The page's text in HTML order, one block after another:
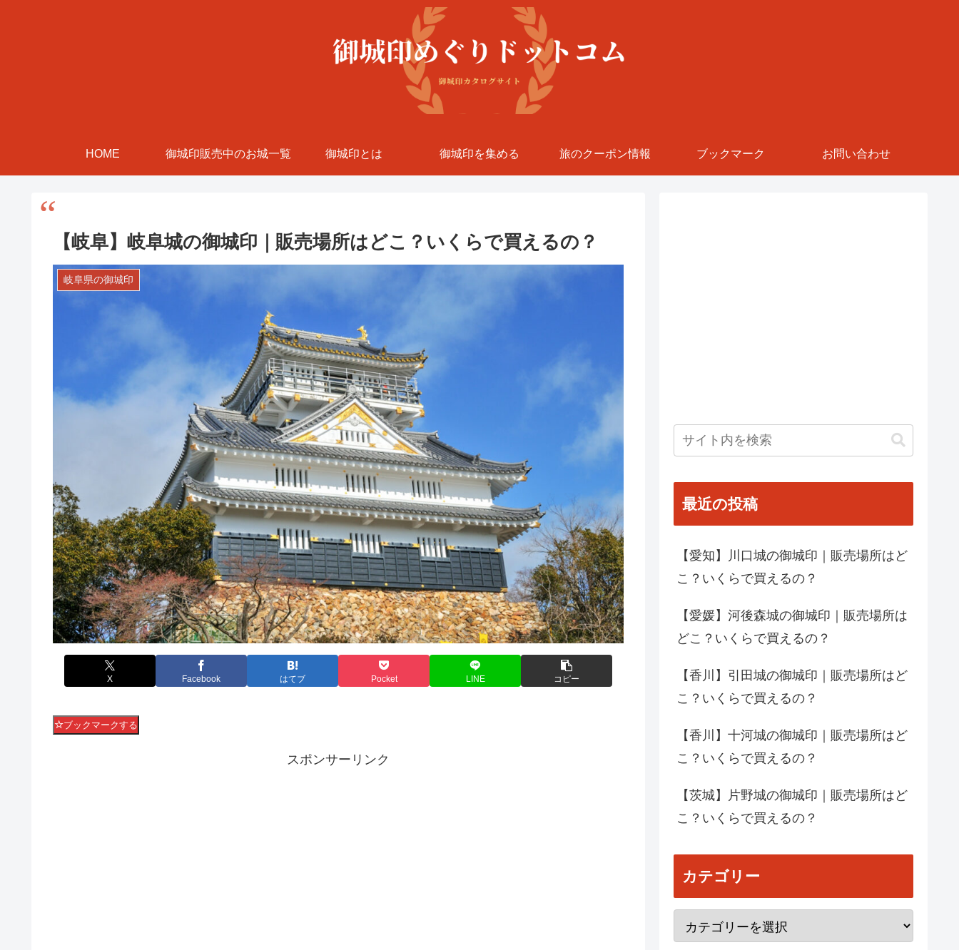
HOME 御城印販売中のお城一覧 御城印とは 御城印を集める 旅のクーポン情報 ブックマーク お問い合わせ
【岐阜】岐阜城の御城印｜販売場所はどこ？いくらで買えるの？
岐阜県の御城印
X Facebook はてブ Pocket LINE コピー
ブックマークする
スポンサーリンク
最近の投稿
【愛知】川口城の御城印｜販売場所はど
こ？いくらで買えるの？
【愛媛】河後森城の御城印｜販売場所は
どこ？いくらで買えるの？
【香川】引田城の御城印｜販売場所はど
こ？いくらで買えるの？
【香川】十河城の御城印｜販売場所はど
こ？いくらで買えるの？
【茨城】片野城の御城印｜販売場所はど
こ？いくらで買えるの？
カテゴリー